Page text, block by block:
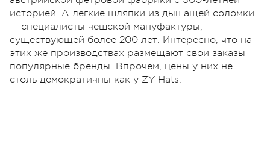
историей. А легкие шляпки из дышащей соломки
— специалисты чешской мануфактуры,
существующей более 200 лет. Интересно, что на
этих же производствах размещают свои заказы
популярные бренды. Впрочем, цены у них не
столь демократичны как у ZY Hats.